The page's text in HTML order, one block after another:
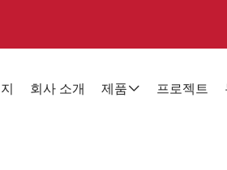
회사 소개 제품 프로젝트